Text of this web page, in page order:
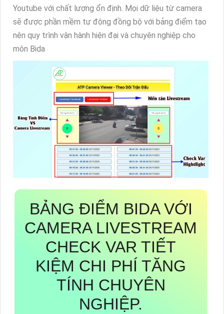
Youtube với chất lượng ổn định. Mọi dữ liệu từ camera
sẽ được phần mềm tự động đồng bộ với bảng điểm tạo
nên quy trình vận hành hiện đại và chuyên nghiệp cho
môn Bida
BẢNG ĐIỂM BIDA VỚI
CAMERA LIVESTREAM
CHECK VAR TIẾT
KIỆM CHI PHÍ TĂNG
TÍNH CHUYÊN
NGHIỆP.